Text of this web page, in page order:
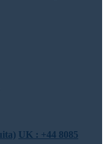
UK : +44 8085